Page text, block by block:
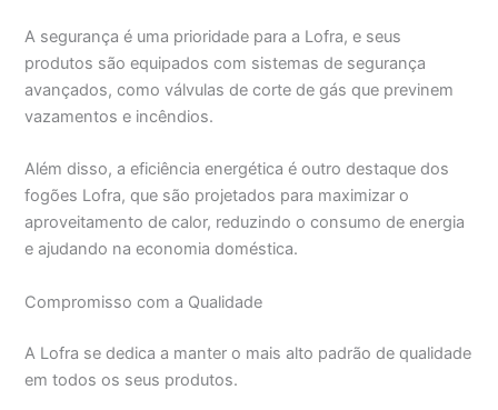
A segurança é uma prioridade para a Lofra, e seus
produtos são equipados com sistemas de segurança
avançados, como válvulas de corte de gás que previnem
vazamentos e incêndios.
Além disso, a eficiência energética é outro destaque dos
fogões Lofra, que são projetados para maximizar o
aproveitamento de calor, reduzindo o consumo de energia
e ajudando na economia doméstica.
Compromisso com a Qualidade
A Lofra se dedica a manter o mais alto padrão de qualidade
em todos os seus produtos.